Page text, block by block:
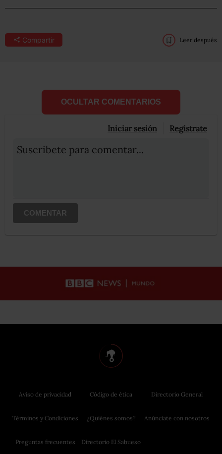
Compartir Leer después
OCULTAR COMENTARIOS
Iniciar sesión Registrate
Suscribete para comentar...
COMENTAR
Aviso de privacidad
Términos y Condiciones
Preguntas frecuentes
Código de ética
¿Quiénes somos?
Directorio El Sabueso
Directorio General
Anúnciate con nosotros